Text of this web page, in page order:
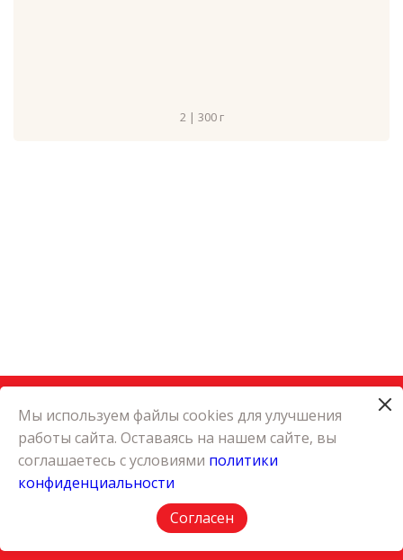
2 | 300 г
КАТАЛОГ
КАРЬЕРА
О КОМПАНИИ
ПОЛИТИКА КОНФИДЕНЦИАЛЬНОСТИ
Мы используем файлы cookies для улучшения
работы сайта. Оставаясь на нашем сайте, вы
соглашаетесь с условиями политики
конфиденциальности
Согласен